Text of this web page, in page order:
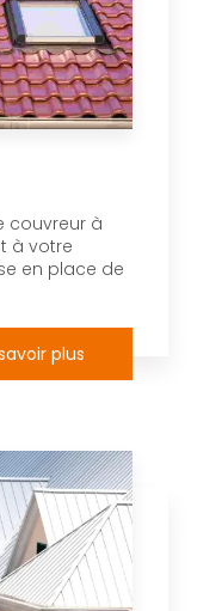
couvreur à
à votre
en place de
plus